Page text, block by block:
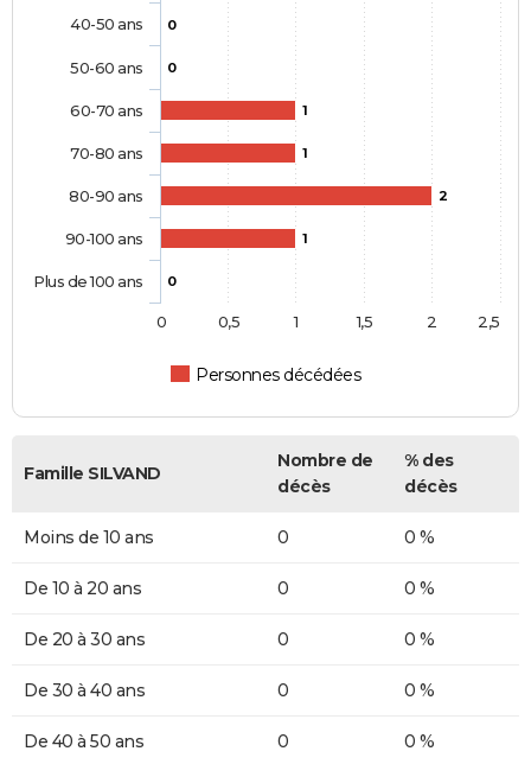
0
0
1
1
2
1
0
Personnes décédées
40-50 ans
50-60 ans
60-70 ans
70-80 ans
80-90 ans
90-100 ans
Plus de 100 ans
0 0,5 1 1,5 2 2,5
Famille SILVAND
Nombre de
décès
% des
décès
Moins de 10 ans 0 0 %
De 10 à 20 ans 0 0 %
De 20 à 30 ans 0 0 %
De 30 à 40 ans 0 0 %
De 40 à 50 ans 0 0 %